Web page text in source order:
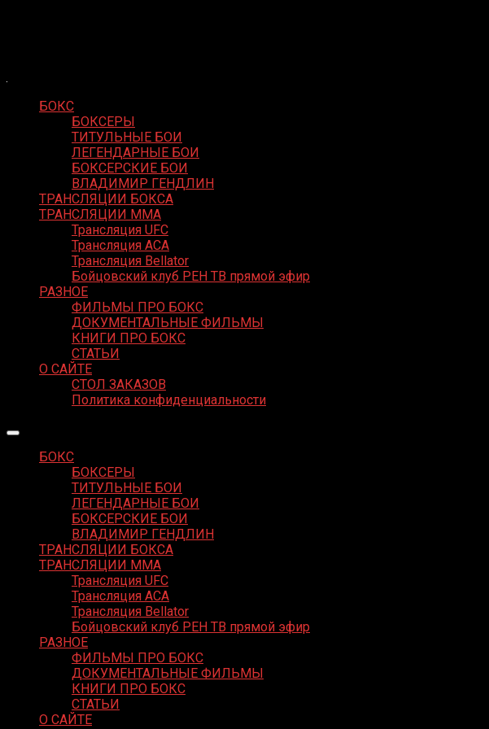
БОКС
БОКСЕРЫ
ТИТУЛЬНЫЕ БОИ
ЛЕГЕНДАРНЫЕ БОИ
БОКСЕРСКИЕ БОИ
ВЛАДИМИР ГЕНДЛИН
ТРАНСЛЯЦИИ БОКСА
ТРАНСЛЯЦИИ MMA
Трансляция UFC
Трансляция ACA
Трансляция Bellator
Бойцовский клуб РЕН ТВ прямой эфир
РАЗНОЕ
ФИЛЬМЫ ПРО БОКС
ДОКУМЕНТАЛЬНЫЕ ФИЛЬМЫ
КНИГИ ПРО БОКС
СТАТЬИ
О САЙТЕ
СТОЛ ЗАКАЗОВ
Политика конфиденциальности
БОКС
БОКСЕРЫ
ТИТУЛЬНЫЕ БОИ
ЛЕГЕНДАРНЫЕ БОИ
БОКСЕРСКИЕ БОИ
ВЛАДИМИР ГЕНДЛИН
ТРАНСЛЯЦИИ БОКСА
ТРАНСЛЯЦИИ MMA
Трансляция UFC
Трансляция ACA
Трансляция Bellator
Бойцовский клуб РЕН ТВ прямой эфир
РАЗНОЕ
ФИЛЬМЫ ПРО БОКС
ДОКУМЕНТАЛЬНЫЕ ФИЛЬМЫ
КНИГИ ПРО БОКС
СТАТЬИ
О САЙТЕ